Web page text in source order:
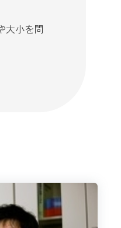
大小を問